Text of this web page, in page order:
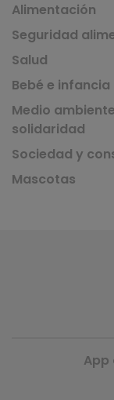
Alimentación
Seguridad
Salud
Bebé e infancia
Medio
solidaridad
Sociedad y
Mascotas
App